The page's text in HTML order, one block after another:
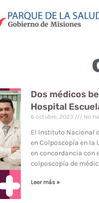
Dos médicos
Hospital
6 octubre, 2023 No
El Instituto Nacional
en Colposcopía en la
en concordancia con
colposcopía de
Leer más »